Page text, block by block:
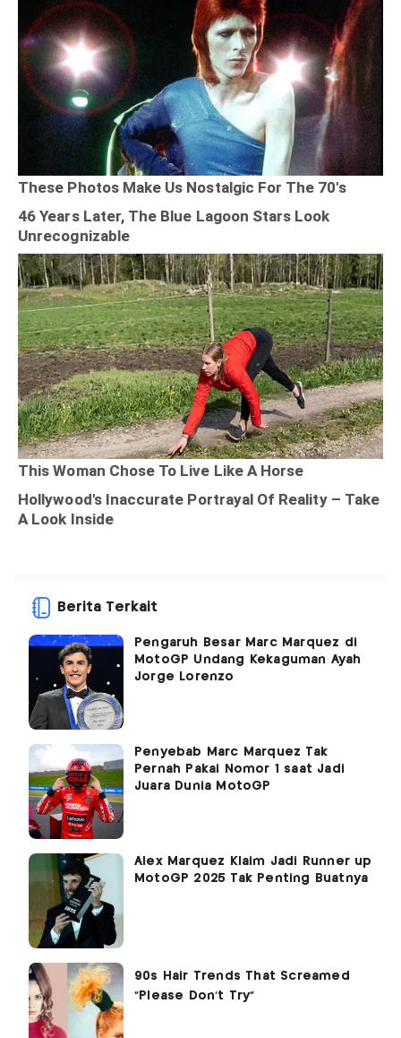
Berita Terkait
Pengaruh Besar Marc Marquez di
MotoGP Undang Kekaguman Ayah
Jorge Lorenzo
Penyebab Marc Marquez Tak
Pernah Pakai Nomor 1 saat Jadi
Juara Dunia MotoGP
Alex Marquez Klaim Jadi Runner up
MotoGP 2025 Tak Penting Buatnya